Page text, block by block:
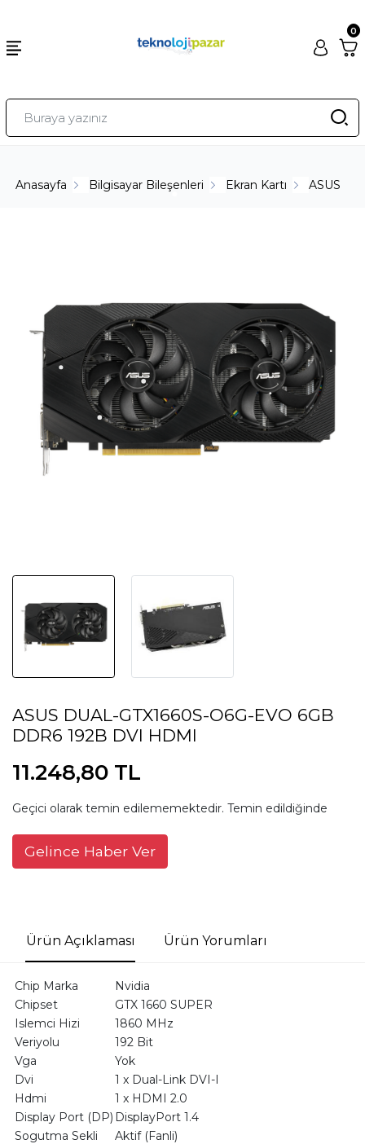
0
Anasayfa Bilgisayar Bileşenleri Ekran Kartı ASUS
ASUS DUAL-GTX1660S-O6G-EVO 6GB
DDR6 192B DVI HDMI
11.248,80 TL
Geçici olarak temin edilememektedir. Temin edildiğinde
Gelince Haber Ver
Ürün Açıklaması Ürün Yorumları
Chip Marka
Nvidia
Chipset
GTX 1660 SUPER
Islemci Hizi
1860 MHz
Veriyolu
192 Bit
Vga
Yok
Dvi
1 x Dual-Link DVI-I
Hdmi
1 x HDMI 2.0
Display Port (DP) DisplayPort 1.4
Sogutma Sekli
Aktif (Fanli)